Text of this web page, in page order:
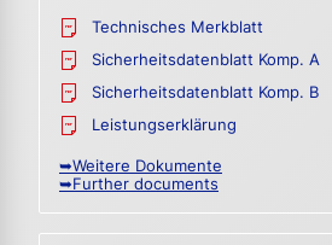
Technisches Merkblatt
Sicherheitsdatenblatt Komp. A
Sicherheitsdatenblatt Komp. B
Leistungserklärung
➥Weitere Dokumente
➥Further documents